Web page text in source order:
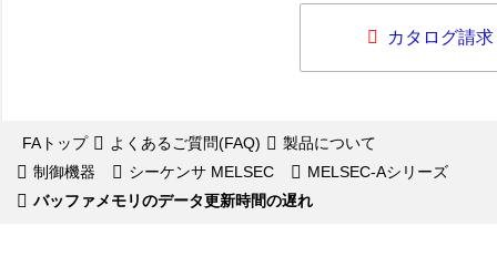
カタログ請求
FAトップ よくあるご質問(FAQ)
製品について
制御機器
シーケンサ MELSEC
MELSEC-Aシリーズ
バッファメモリのデータ更新時間の遅れ